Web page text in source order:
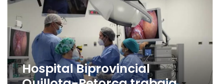
Hospital Biprovincial